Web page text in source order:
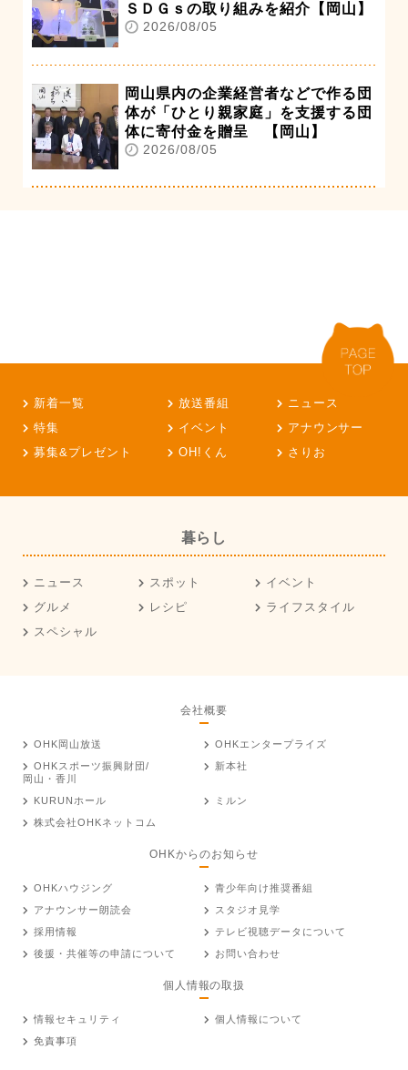
ＳＤＧｓの取り組みを紹介【岡山】
2026/08/05
岡山県内の企業経営者などで作る団
体が「ひとり親家庭」を支援する団
体に寄付金を贈呈 【岡山】
2026/08/05
新着一覧 放送番組
ニュース
特集
イベント
アナウンサー
募集&プレゼント
OH!くん さりお
暮らし
ニュース スポット
イベント
グルメ
レシピ
ライフスタイル
スペシャル
会社概要
OHK岡山放送
OHKエンタープライズ
OHKスポーツ振興財団/
岡山・香川
新本社
KURUNホール
ミルン
株式会社OHKネットコム
OHKからのお知らせ
OHKハウジング
青少年向け推奨番組
アナウンサー朗読会
スタジオ見学
採用情報
テレビ視聴データについて
後援・共催等の申請について
お問い合わせ
個人情報の取扱
情報セキュリティ
個人情報について
免責事項